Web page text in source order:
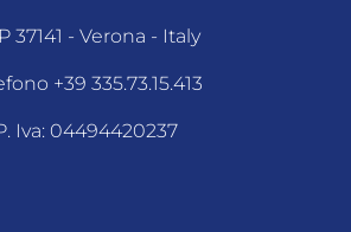
37141 - Verona - Italy
+39 335.73.15.413
Iva: 04494420237